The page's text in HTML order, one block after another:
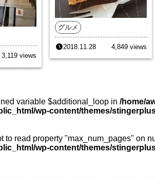
3,119 views
グルメ
2018.11.28 4,849 views
variable $additional_loop in /home/
wp-content/themes/
to read property "max_num_pages" on
wp-content/themes/